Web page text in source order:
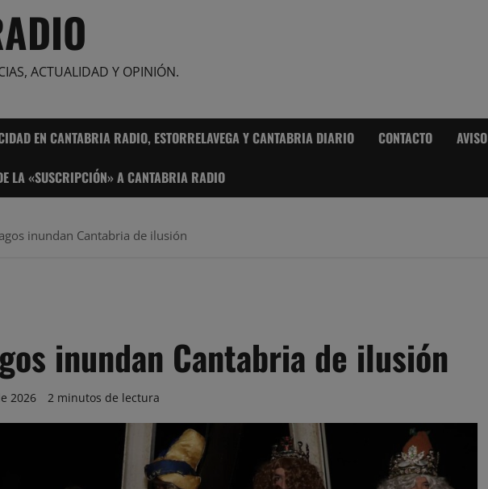
ACTUALIDAD Y OPINIÓN.
EN CANTABRIA RADIO, ESTORRELAVEGA Y CANTABRIA DIARIO CONTACTO
LA «SUSCRIPCIÓN» A CANTABRIA RADIO
inundan Cantabria de ilusión
inundan Cantabria de ilusión
2026 2 minutos de lectura